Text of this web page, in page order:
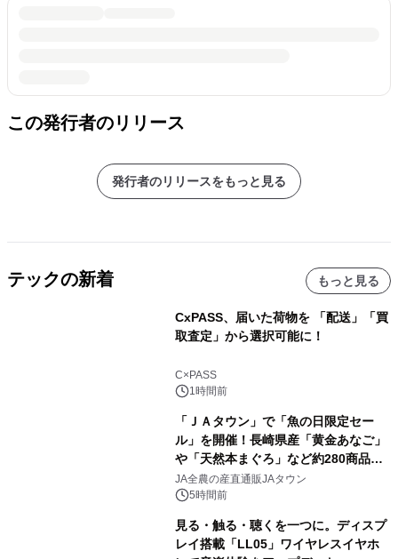
この発行者のリリース
発行者のリリースをもっと見る
テックの新着 もっと見る
CxPASS、届いた荷物を 「配送」「買
取査定」から選択可能に！
C×PASS
1時間前
「ＪＡタウン」で「魚の日限定セー
ル」を開催！長崎県産「黄金あなご」
や「天然本まぐろ」など約280商品を
販売！～毎月１０日の定例企画～
JA全農の産直通販JAタウン
5時間前
見る・触る・聴くを一つに。ディスプ
レイ搭載「LL05」ワイヤレスイヤホ